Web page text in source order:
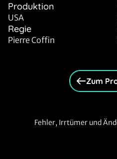
Produktion
USA
Regie
Pierre Coffin
Zum
Fehler, Irrtümer und